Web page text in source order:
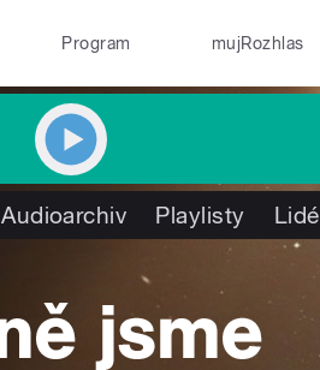
Program mujRozhlas
Audioarchiv Playlisty Lidé